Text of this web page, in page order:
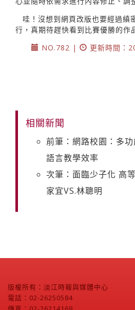
哇！沒想到網頁改版也要經過縝
行，真期待趕快看到比賽優勝的作
NO.782 |
更新時間：
相關新聞
前筆：網路校園：多
語言教學效率
次筆：面臨少子化 高
家宜VS.林聰明
版權所有：淡江時報與媒體中心
電話：02-26250584